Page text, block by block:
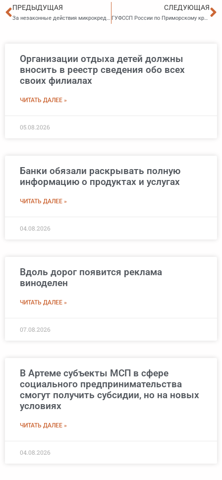
Пред
ПРЕДЫДУЩАЯ
За незаконные действия микрокредитная организация оштрафована на 60 тысяч рублей
СЛЕДУЮЩАЯ
ГУФССП России по Приморскому краю организует горячую линию по вопросам взыскания алиментов
Организации отдыха детей должны
вносить в реестр сведения обо всех
своих филиалах
ЧИТАТЬ ДАЛЕЕ »
05.08.2026
Банки обязали раскрывать полную
информацию о продуктах и услугах
ЧИТАТЬ ДАЛЕЕ »
04.08.2026
Вдоль дорог появится реклама
виноделен
ЧИТАТЬ ДАЛЕЕ »
07.08.2026
В Артеме субъекты МСП в сфере
социального предпринимательства
смогут получить субсидии, но на новых
условиях
ЧИТАТЬ ДАЛЕЕ »
04.08.2026